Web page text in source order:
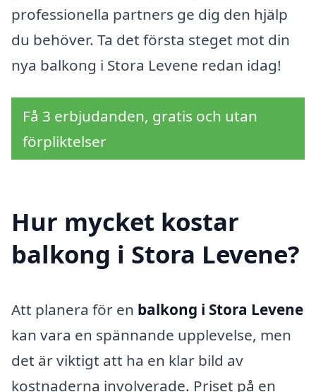
professionella partners ge dig den hjälp
du behöver. Ta det första steget mot din
nya balkong i Stora Levene redan idag!
Få 3 erbjudanden, gratis och utan
förpliktelser
Hur mycket kostar
balkong i Stora Levene?
Att planera för en balkong i Stora Levene
kan vara en spännande upplevelse, men
det är viktigt att ha en klar bild av
kostnaderna involverade. Priset på en